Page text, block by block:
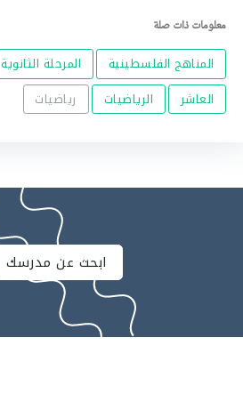
معلومات ذات صلة
المناهج الفلسطينية
المرحلة الثانوية
العاشر
الرياضيات رياضيات
ابحث عن مدرسك